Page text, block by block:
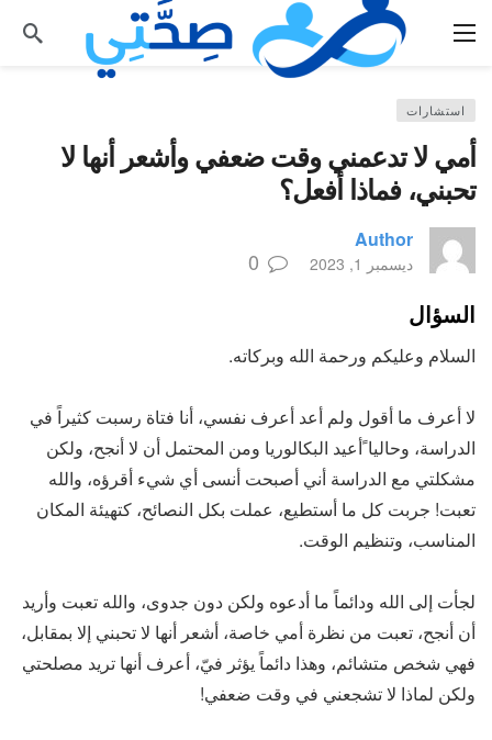
استشارات
أمي لا تدعمني وقت ضعفي وأشعر أنها لا
تحبني، فماذا أفعل؟
Author
ديسمبر 1, 2023 0
السؤال
السلام وعليكم ورحمة الله وبركاته.
لا أعرف ما أقول ولم أعد أعرف نفسي، أنا فتاة رسبت كثيراً في
الدراسة، وحاليا ًأعيد البكالوريا ومن المحتمل أن لا أنجح، ولكن
مشكلتي مع الدراسة أني أصبحت أنسى أي شيء أقرؤه، والله
تعبت! جربت كل ما أستطيع، عملت بكل النصائح، كتهيئة المكان
المناسب، وتنظيم الوقت.
لجأت إلى الله ودائماً ما أدعوه ولكن دون جدوى، والله تعبت وأريد
أن أنجح، تعبت من نظرة أمي خاصة، أشعر أنها لا تحبني إلا بمقابل،
فهي شخص متشائم، وهذا دائماً يؤثر فيّ، أعرف أنها تريد مصلحتي
ولكن لماذا لا تشجعني في وقت ضعفي!